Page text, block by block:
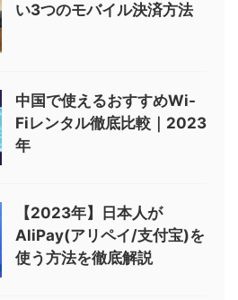
い3つのモバイル決済方法
中国で使えるおすすめWi-
Fiレンタル徹底比較｜2023
年
【2023年】日本人が
AliPay(アリペイ/支付宝)を
使う方法を徹底解説